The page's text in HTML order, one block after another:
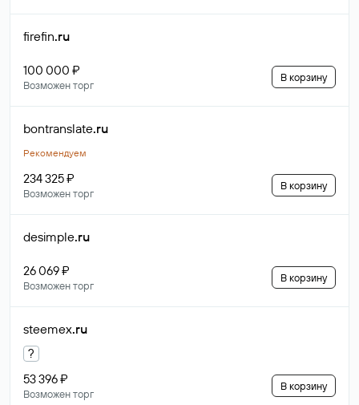
firefin.ru
100 000 ₽
Возможен торг
В корзину
bontranslate.ru
Рекомендуем
234 325 ₽
Возможен торг
В корзину
desimple.ru
26 069 ₽
Возможен торг
В корзину
steemex.ru
?
53 396 ₽
Возможен торг
В корзину